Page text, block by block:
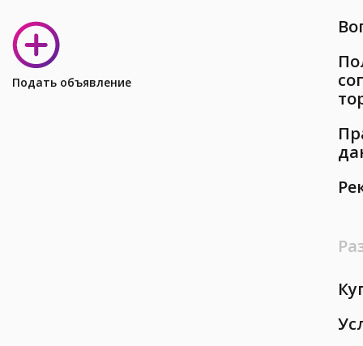
Подать объявление